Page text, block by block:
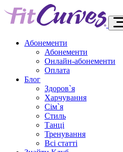
Абонементи
Абонементи
Онлайн-абонементи
Оплата
Блог
Здоров`я
Харчування
Сім`я
Стиль
Танці
Тренування
Всі статті